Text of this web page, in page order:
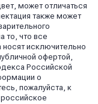
может отличаться
также может
то, что все
исключительно
офертой,
Российской
о
пожалуйста, к